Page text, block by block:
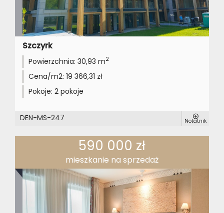
Szczyrk
Powierzchnia: 30,93 m2
Cena/m2: 19 366,31 zł
Pokoje: 2 pokoje
DEN-MS-247 Notatnik
590 000 zł
mieszkanie na sprzedaż